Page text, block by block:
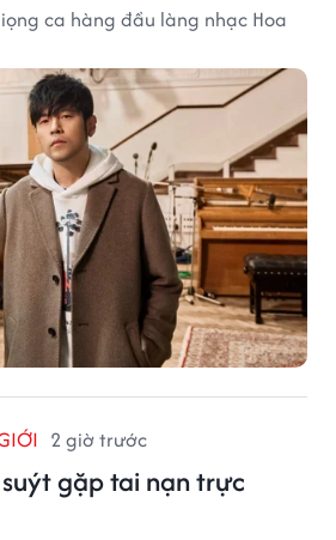
ca hàng đầu làng nhạc Hoa
2 giờ trước
gặp tai nạn trực